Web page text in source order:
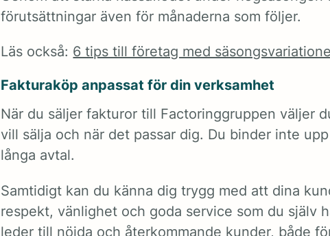
förutsättningar även för månaderna som följer.
Läs också: 6 tips till företag med
Fakturaköp anpassat för din verksamhet
När du säljer fakturor till Factoringgruppen väljer
vill sälja och när det passar dig. Du binder inte
långa avtal.
Samtidigt kan du känna dig trygg med att dina
respekt, vänlighet och goda service som du själv
leder till nöjda och återkommande kunder, både